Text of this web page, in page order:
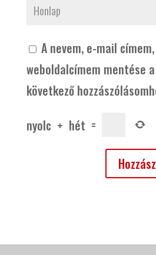
A nevem, e-mail
weboldalcímem mentése
következő
nyolc + hét =